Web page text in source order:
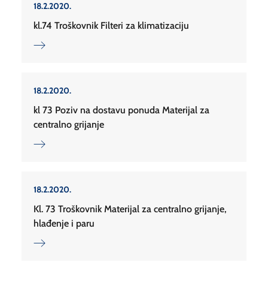
18.2.2020.
kl.74 Troškovnik Filteri za klimatizaciju
18.2.2020.
kl 73 Poziv na dostavu ponuda Materijal za
centralno grijanje
18.2.2020.
Kl. 73 Troškovnik Materijal za centralno grijanje,
hlađenje i paru